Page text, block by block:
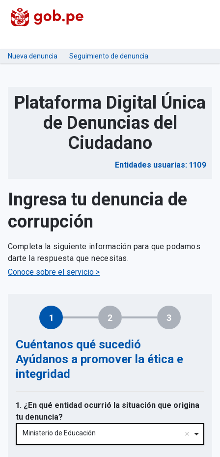
Nueva denuncia Seguimiento de denuncia
Plataforma Digital Única
de Denuncias del
Ciudadano
Entidades usuarias: 1109
Ingresa tu denuncia de
corrupción
Completa la siguiente información para que podamos
darte la respuesta que necesitas.
Conoce sobre el servicio >
1 2 3
Cuéntanos qué sucedió
Ayúdanos a promover la ética e
integridad
1. ¿En qué entidad ocurrió la situación que origina
tu denuncia?
Ministerio de Educación